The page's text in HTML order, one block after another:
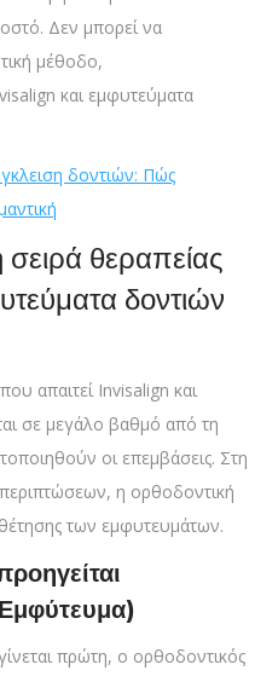
Δεν μπορεί να
μέθοδο,
και εμφυτεύματα
δοντιών: Πώς
σειρά θεραπείας
δοντιών
απαιτεί Invisalign και
σε μεγάλο βαθμό από τη
οι επεμβάσεις. Στη
η ορθοδοντική
των εμφυτευμάτων.
πρώτη, ο ορθοδοντικός